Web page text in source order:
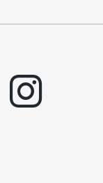
instagram